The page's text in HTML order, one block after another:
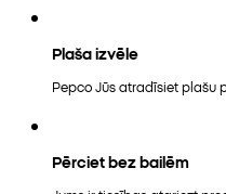
Plaša izvēle
Pepco Jūs atradīsiet plašu
Pērciet bez bailēm